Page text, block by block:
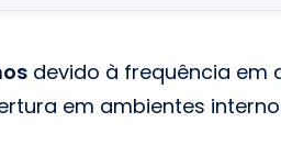
devido à frequência em
em ambientes